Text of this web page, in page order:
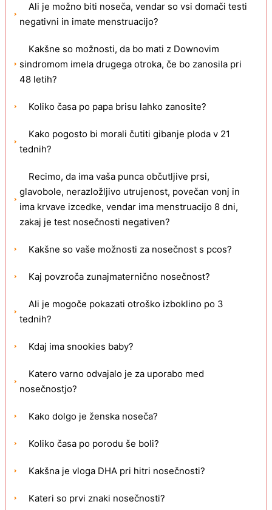
Ali je možno biti noseča, vendar so vsi domači testi
negativni in imate menstruacijo?
Kakšne so možnosti, da bo mati z Downovim
sindromom imela drugega otroka, če bo zanosila pri
48 letih?
Koliko časa po papa brisu lahko zanosite?
Kako pogosto bi morali čutiti gibanje ploda v 21
tednih?
Recimo, da ima vaša punca občutljive prsi,
glavobole, nerazložljivo utrujenost, povečan vonj in
ima krvave izcedke, vendar ima menstruacijo 8 dni,
zakaj je test nosečnosti negativen?
Kakšne so vaše možnosti za nosečnost s pcos?
Kaj povzroča zunajmaternično nosečnost?
Ali je mogoče pokazati otroško izboklino po 3
tednih?
Kdaj ima snookies baby?
Katero varno odvajalo je za uporabo med
nosečnostjo?
Kako dolgo je ženska noseča?
Koliko časa po porodu še boli?
Kakšna je vloga DHA pri hitri nosečnosti?
Kateri so prvi znaki nosečnosti?